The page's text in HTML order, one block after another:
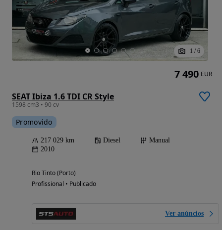
1 / 6
SEAT Ibiza 1.6 TDI CR Style
1598 cm3 • 90 cv
Promovido
217 029 km Diesel
Manual
2010
Rio Tinto (Porto)
Profissional • Publicado
Ver anúncios
7 490 EUR